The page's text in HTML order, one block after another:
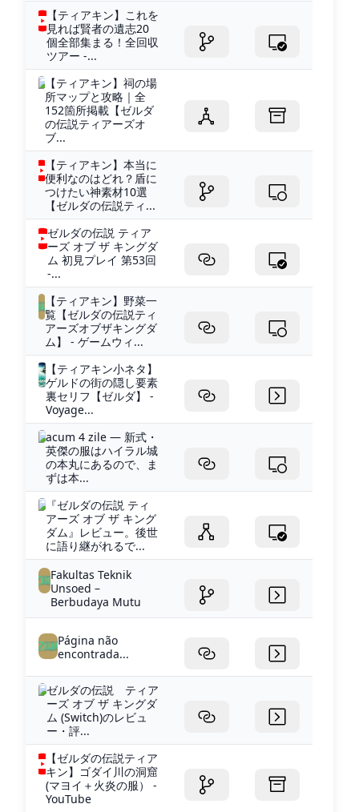
【ティアキン】これを
見れば賢者の遺志20
個全部集まる！全回収
ツアー -...
【ティアキン】祠の場
所マップと攻略｜全
152箇所掲載【ゼルダ
の伝説ティアーズオ
ブ...
【ティアキン】本当に
便利なのはどれ？盾に
つけたい神素材10選
【ゼルダの伝説ティ...
ゼルダの伝説 ティア
ーズ オブ ザ キングダ
ム 初見プレイ 第53回
-...
【ティアキン】野菜一
覧【ゼルダの伝説ティ
アーズオブザキングダ
ム】 - ゲームウィ...
【ティアキン小ネタ】
ゲルドの街の隠し要素
裏セリフ【ゼルダ】 -
Voyage...
acum 4 zile — 新式・
英傑の服はハイラル城
の本丸にあるので、ま
ずは本...
『ゼルダの伝説 ティ
アーズ オブ ザ キング
ダム』レビュー。後世
に語り継がれるで...
Fakultas Teknik
Unsoed –
Berbudaya Mutu
Página não
encontrada...
ゼルダの伝説 ティア
ーズ オブ ザ キングダ
ム (Switch)のレビュ
ー・評...
【ゼルダの伝説ティア
キン】ゴダイ川の洞窟
(マヨイ＋火炎の服） -
YouTube